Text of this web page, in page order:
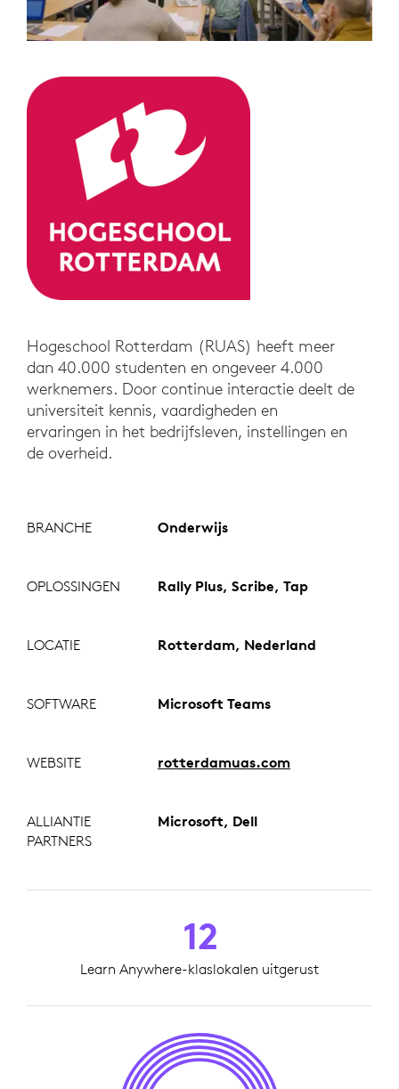
Hogeschool Rotterdam (RUAS) heeft meer
dan 40.000 studenten en ongeveer 4.000
werknemers. Door continue interactie deelt de
universiteit kennis, vaardigheden en
ervaringen in het bedrijfsleven, instellingen en
de overheid.
BRANCHE Onderwijs
OPLOSSINGEN Rally Plus, Scribe, Tap
LOCATIE Rotterdam, Nederland
SOFTWARE Microsoft Teams
WEBSITE rotterdamuas.com
ALLIANTIE
PARTNERS
Microsoft, Dell
12
Learn Anywhere-klaslokalen uitgerust